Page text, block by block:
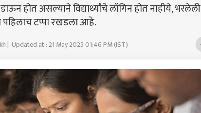
होत असल्याने विद्यार्थ्यांचे लॉगिन होत नाहीये, भरलेली
पहिलाच टप्पा रखडला आहे.
| Updated at : 21 May 2025 01:46 PM (IST)